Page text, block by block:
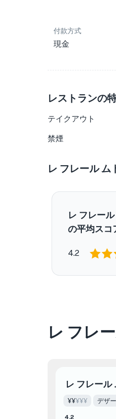
付款方式
現金
レストランの
テイクアウト
禁煙
レ フレール ム
レ フレー
の平均スコ
4.2
レ フレ
レ フレール
¥¥¥¥¥ デザ
4.2